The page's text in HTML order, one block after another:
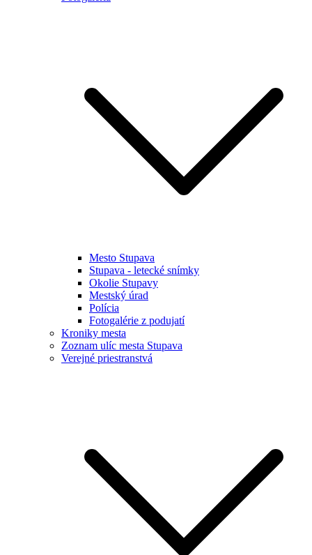
Mesto Stupava
Stupava - letecké snímky
Okolie Stupavy
Mestský úrad
Polícia
Fotogalérie z podujatí
Kroniky mesta
Zoznam ulíc mesta Stupava
Verejné priestranstvá